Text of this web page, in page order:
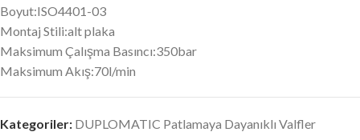
Boyut:ISO4401-03
Montaj Stili:alt plaka
Maksimum Çalışma Basıncı:350bar
Maksimum Akış:70l/min
Kategoriler: DUPLOMATIC Patlamaya Dayanıklı Valfler